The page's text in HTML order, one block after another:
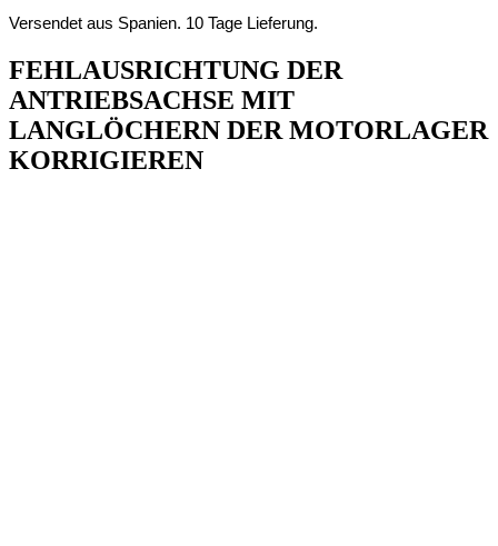
Versendet aus Spanien. 10 Tage Lieferung.
FEHLAUSRICHTUNG DER
ANTRIEBSACHSE MIT
LANGLÖCHERN DER MOTORLAGER
KORRIGIEREN